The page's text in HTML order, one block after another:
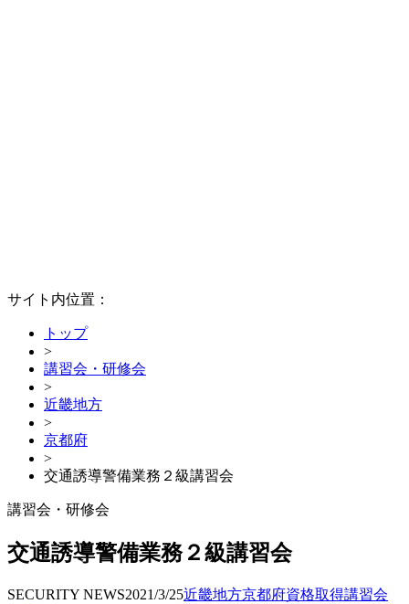
サイト内位置：
トップ
>
講習会・研修会
>
近畿地方
>
京都府
>
交通誘導警備業務２級講習会
講習会・研修会
交通誘導警備業務２級講習会
SECURITY NEWS2021/3/25近畿地方京都府資格取得講習会